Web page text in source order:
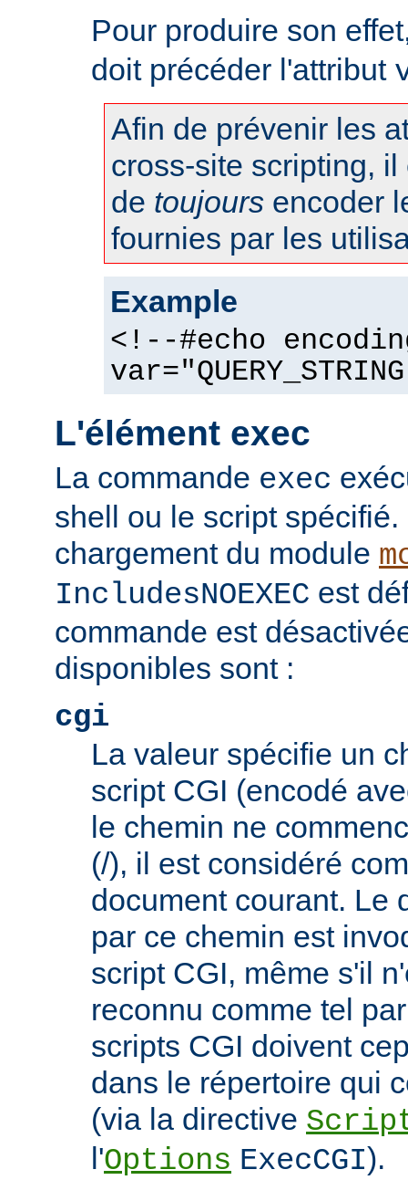
Pour produire son
doit précéder l'attribut
Afin de prévenir les
cross-site scripting,
de toujours encoder
fournies par les
Example
<!--#echo
L'élément exec
La commande exec
shell ou le script
chargement du module
IncludesNOEXEC est
commande est
disponibles sont :
cgi
La valeur spécifie un
script CGI (encodé
le chemin ne
(/), il est considéré
document courant. Le
par ce chemin est
script CGI, même s'il
reconnu comme tel
scripts CGI doivent
dans le répertoire qui
(via la directive
l'Options ExecCGI).